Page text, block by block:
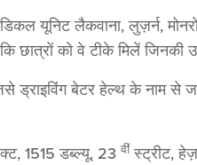
यूनिट लैकवाना, लुज़र्न,
छात्रों को वे टीके मिलें
बेटर हेल्थ के नाम से
1515 डब्ल्यू. 23 वीं स्ट्रीट,